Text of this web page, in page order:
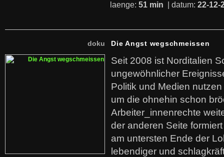
laenge: 51 min | datum: 22-12-
doku Die Angst wegschmeissen
Seit 2008 ist Norditalien
ungewöhnlicher
Politik und Medien
um die ohnehin schon
Arbeiter_innenrechte
der anderen Seite
am untersten Ende der
lebendiger und